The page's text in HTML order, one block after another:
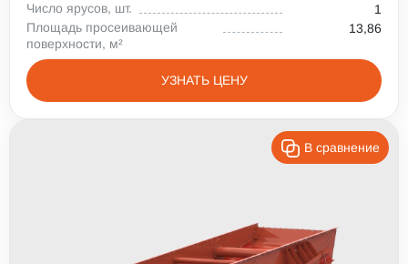
Число ярусов, шт.
1
Площадь просеивающей
поверхности, м²
13,86
УЗНАТЬ ЦЕНУ
В сравнение